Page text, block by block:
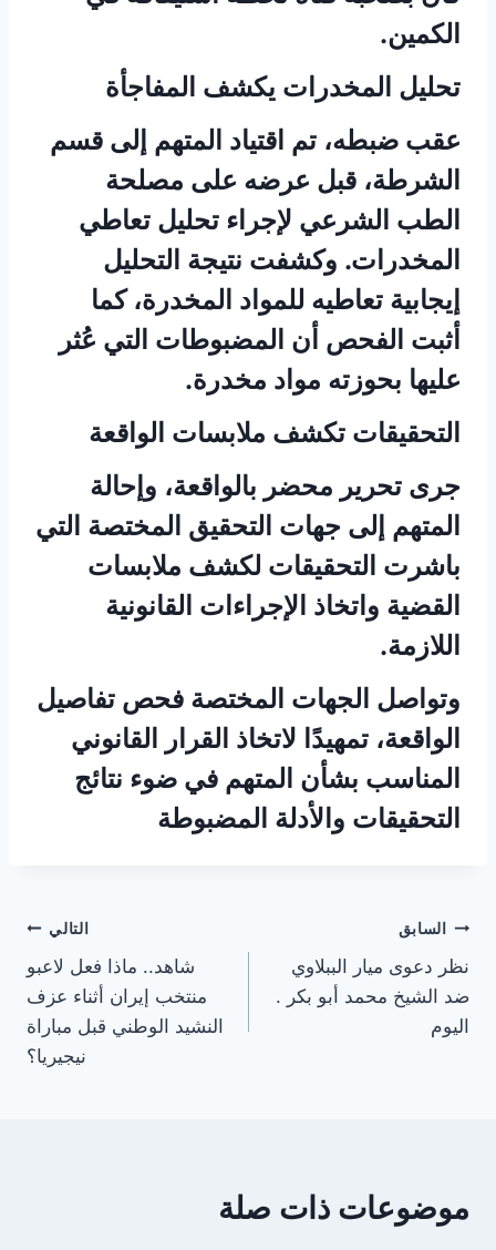
الكمين.
تحليل المخدرات يكشف المفاجأة
عقب ضبطه، تم اقتياد المتهم إلى قسم
الشرطة، قبل عرضه على مصلحة
الطب الشرعي لإجراء تحليل تعاطي
المخدرات. وكشفت نتيجة التحليل
إيجابية تعاطيه للمواد المخدرة، كما
أثبت الفحص أن المضبوطات التي عُثر
عليها بحوزته مواد مخدرة.
التحقيقات تكشف ملابسات الواقعة
جرى تحرير محضر بالواقعة، وإحالة
المتهم إلى جهات التحقيق المختصة التي
باشرت التحقيقات لكشف ملابسات
القضية واتخاذ الإجراءات القانونية
اللازمة.
وتواصل الجهات المختصة فحص تفاصيل
الواقعة، تمهيدًا لاتخاذ القرار القانوني
المناسب بشأن المتهم في ضوء نتائج
التحقيقات والأدلة المضبوطة
تصفّح
المقالات
السابق
نظر دعوى ميار الببلاوي
ضد الشيخ محمد أبو بكر .
اليوم
التالي
شاهد.. ماذا فعل لاعبو
منتخب إيران أثناء عزف
النشيد الوطني قبل مباراة
نيجيريا؟
موضوعات ذات صلة